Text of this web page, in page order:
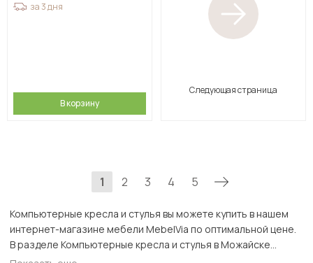
за 3 дня
В корзину
Следующая страница
1 2 3 4 5
Компьютерные кресла и стулья вы можете купить в нашем
интернет-магазине мебели MebelVia по оптимальной цене.
В разделе Компьютерные кресла и стулья в Можайске
представлен широкий ассортимент товаров с доставкой в